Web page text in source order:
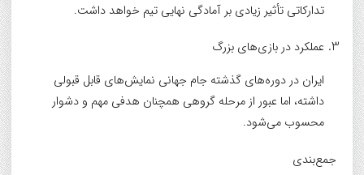
تدارکاتی تأثیر زیادی بر آمادگی نهایی تیم خواهد داشت.
عملکرد در بازی‌های بزرگ
ایران در دوره‌های گذشته جام جهانی نمایش‌های قابل قبولی
داشته، اما عبور از مرحله گروهی همچنان هدفی مهم و دشوار
محسوب می‌شود.
جمع‌بندی